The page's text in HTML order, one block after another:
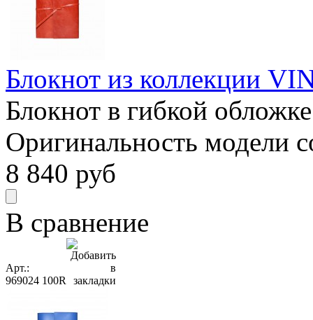
Блокнот из коллекции
Блокнот в гибкой
Оригинальность модели
8 840 руб
В сравнение
Арт.:
969024 100R